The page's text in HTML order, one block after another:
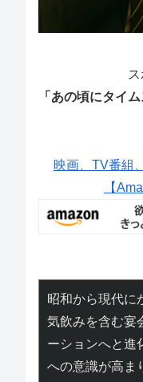
「あの頃にタイ
映画、TV番組
【
昭和から現代に
気飲みを含む宴
ーションへと進
への意識が高ま